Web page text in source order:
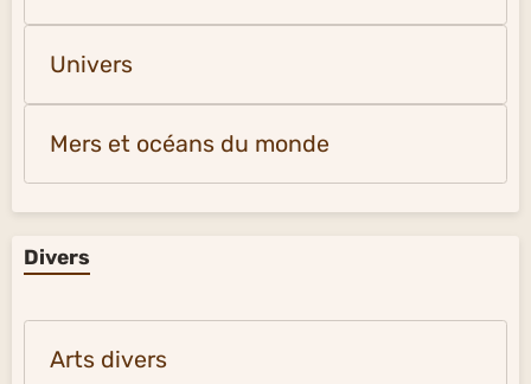
Univers
Mers et océans du monde
Divers
Arts divers